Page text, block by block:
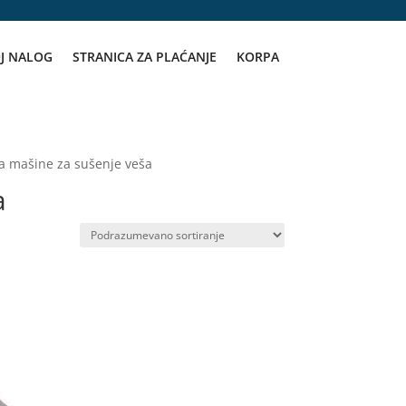
NALOG STRANICA ZA PLAĆANJE KORPA
mašine za sušenje veša